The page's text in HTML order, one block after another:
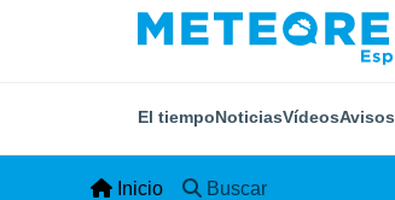
El tiempoNoticiasVídeosAvisos
Inicio Buscar